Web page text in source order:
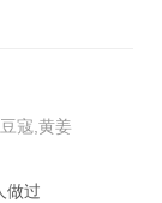
寇,黄姜
做过